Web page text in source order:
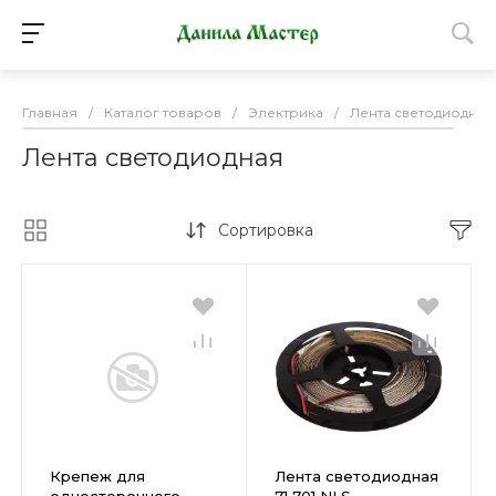
Главная / Каталог товаров / Электрика / Лента светодиодная
Лента светодиодная
Сортировка
Крепеж для
Лента светодиодная